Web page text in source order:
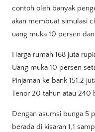
contoh oleh banyak
akan membuat simulasi
uang muka 10 persen
Harga rumah 168 juta
Uang muka 10 persen
Pinjaman ke bank 151,2
Tenor 20 tahun atau 240
Dengan asumsi bunga 5
berada di kisaran 1,1